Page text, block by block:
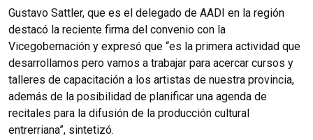
Gustavo Sattler, que es el delegado de AADI en la región
destacó la reciente firma del convenio con la
Vicegobernación y expresó que “es la primera actividad que
desarrollamos pero vamos a trabajar para acercar cursos y
talleres de capacitación a los artistas de nuestra provincia,
además de la posibilidad de planificar una agenda de
recitales para la difusión de la producción cultural
entrerriana”, sintetizó.